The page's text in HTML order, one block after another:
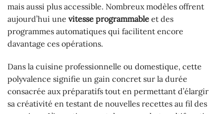
mais aussi plus accessible. Nombreux modèles offrent
aujourd’hui une vitesse programmable et des
programmes automatiques qui facilitent encore
davantage ces opérations.
Dans la cuisine professionnelle ou domestique, cette
polyvalence signifie un gain concret sur la durée
consacrée aux préparatifs tout en permettant d’élargir
sa créativité en testant de nouvelles recettes au fil des